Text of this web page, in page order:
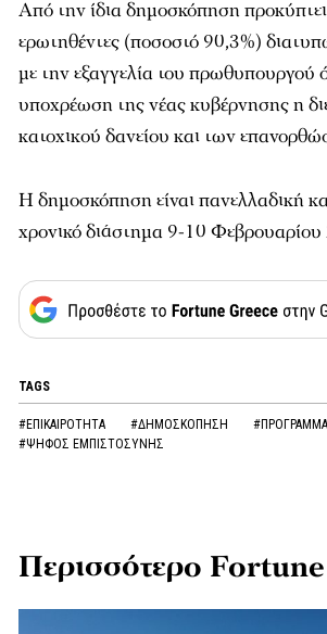
Από την ίδια δημοσκόπηση
ερωτηθέντες (ποσοστό 90,3%)
με την εξαγγελία του πρωθυπουργού
υποχρέωση της νέας κυβέρνησης η
κατοχικού δανείου και των
Η δημοσκόπηση είναι πανελλαδική
χρονικό διάστημα 9-10
TAGS
#ΕΠΙΚΑΙΡΟΤΗΤΑ #ΔΗΜΟΣΚΟΠΗΣΗ
#ΨΗΦΟΣ ΕΜΠΙΣΤΟΣΥΝΗΣ
Περισσότερο Fortune